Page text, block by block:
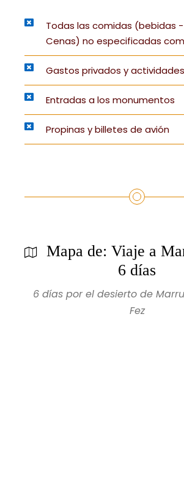
Todas las comidas (bebidas
Cenas) no especificadas
Gastos privados y
Entradas a los monumentos
Propinas y billetes de avión
Mapa de: Viaje a
6 días
6 días por el desierto de
Fez